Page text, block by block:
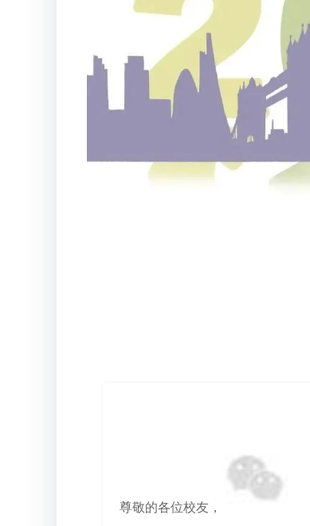
尊敬的各位校友，